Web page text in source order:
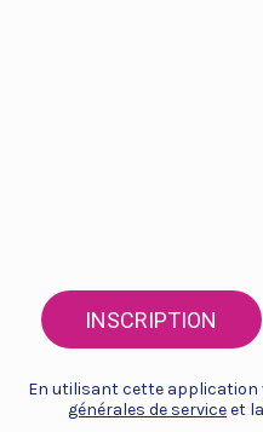
INSCRIPTION
En utilisant cette application
générales de serviceet la